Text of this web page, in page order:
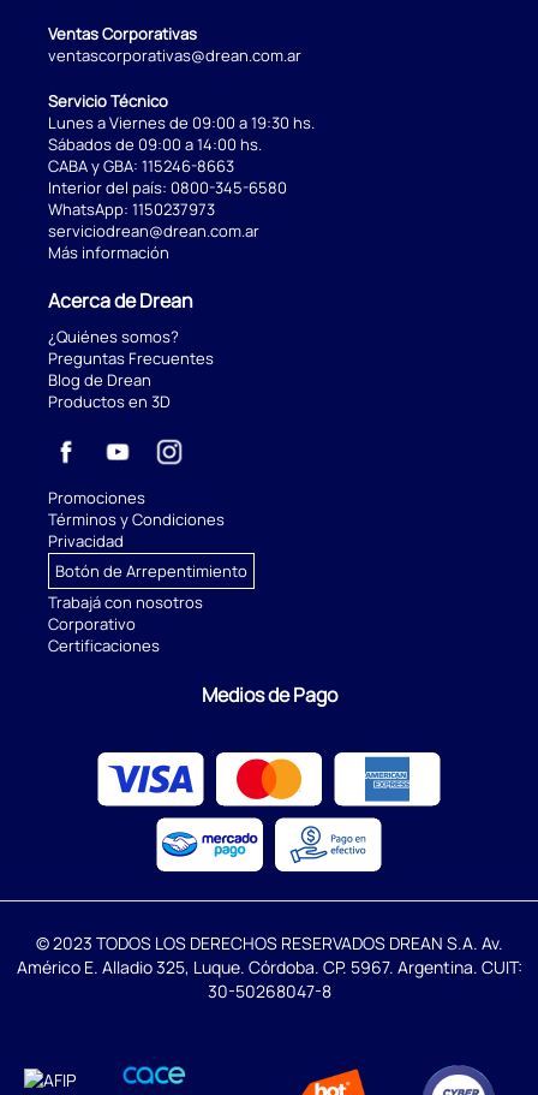
Ventas Corporativas
ventascorporativas@drean.com.ar
Servicio Técnico
Lunes a Viernes de 09:00 a 19:30 hs.
Sábados de 09:00 a 14:00 hs.
CABA y GBA: 115246-8663
Interior del país: 0800-345-6580
WhatsApp: 1150237973
serviciodrean@drean.com.ar
Más información
Acerca de Drean
¿Quiénes somos?
Preguntas Frecuentes
Blog de Drean
Productos en 3D
Promociones
Términos y Condiciones
Privacidad
Botón de Arrepentimiento
Trabajá con nosotros
Corporativo
Certificaciones
Medios de Pago
© 2023 TODOS LOS DERECHOS RESERVADOS DREAN S.A. Av.
Américo E. Alladio 325, Luque. Córdoba. CP. 5967. Argentina. CUIT:
30-50268047-8